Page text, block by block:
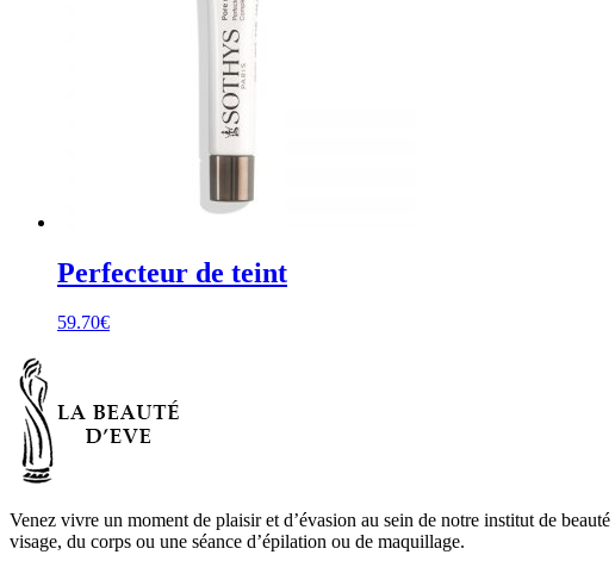
Perfecteur de teint
59.70€
Venez vivre un moment de plaisir et d’évasion au sein de notre institut de
visage, du corps ou une séance d’épilation ou de maquillage.